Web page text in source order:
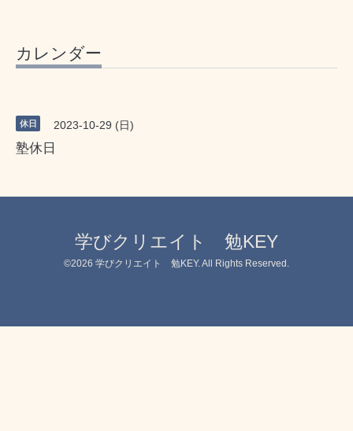
カレンダー
休日 2023-10-29 (日)
塾休日
学びクリエイト 勉KEY
©2026 学びクリエイト 勉KEY. All Rights Reserved.